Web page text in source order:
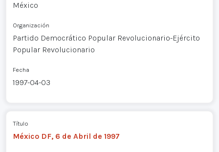
México
Organización
Partido Democrático Popular Revolucionario-Ejército
Popular Revolucionario
Fecha
1997-04-03
Título
México DF, 6 de Abril de 1997